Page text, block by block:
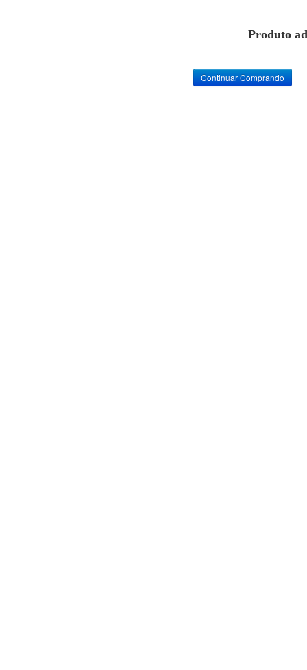
Produto
Continuar Comprando